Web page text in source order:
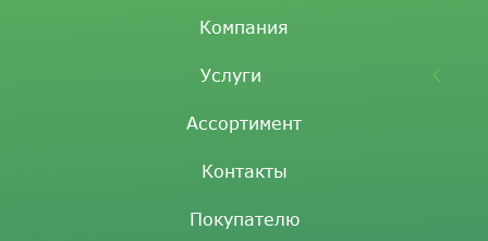
Компания
Услуги
Ассортимент
Контакты
Покупателю